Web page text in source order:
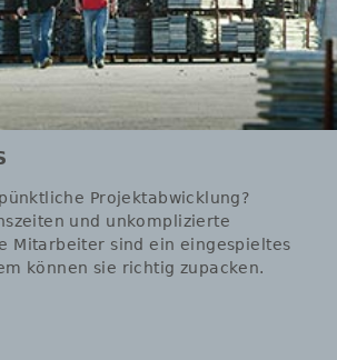
Projektabwicklung?
und unkomplizierte
Mitarbeiter sind ein eingespieltes
können sie richtig zupacken.